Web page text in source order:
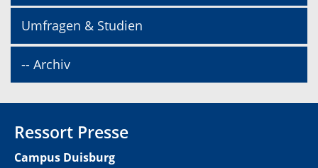
Umfragen & Studien
-- Archiv
Ressort Presse
Campus Duisburg